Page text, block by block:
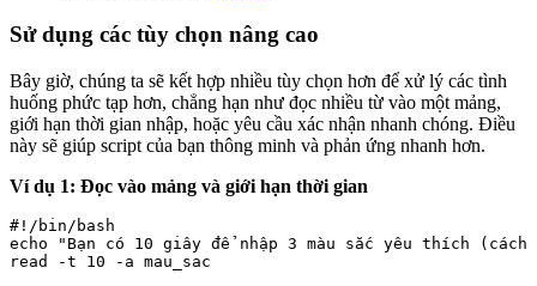
Sử dụng các tùy chọn nâng cao
Bây giờ, chúng ta sẽ kết hợp nhiều tùy chọn hơn để xử lý các tình
huống phức tạp hơn, chẳng hạn như đọc nhiều từ vào một mảng,
giới hạn thời gian nhập, hoặc yêu cầu xác nhận nhanh chóng. Điều
này sẽ giúp script của bạn thông minh và phản ứng nhanh hơn.
Ví dụ 1: Đọc vào mảng và giới hạn thời gian
#!/bin/bash
echo "Bạn có 10 giây để nhập 3 màu sắc yêu thích
read -t 10 -a mau_sac